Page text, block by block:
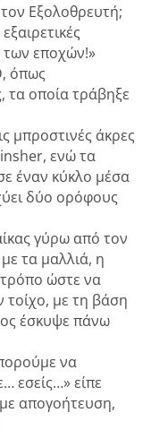
τον Εξολοθρευτή;
των εποχών!»
όπως
τα οποία τράβηξε
μπροστινές άκρες
ενώ τα
έναν κύκλο μέσα
δύο ορόφους
γύρω από τον
τα μαλλιά, η
ώστε να
τοίχο, με τη βάση
έσκυψε πάνω
να
εσείς…» είπε
απογοήτευση,